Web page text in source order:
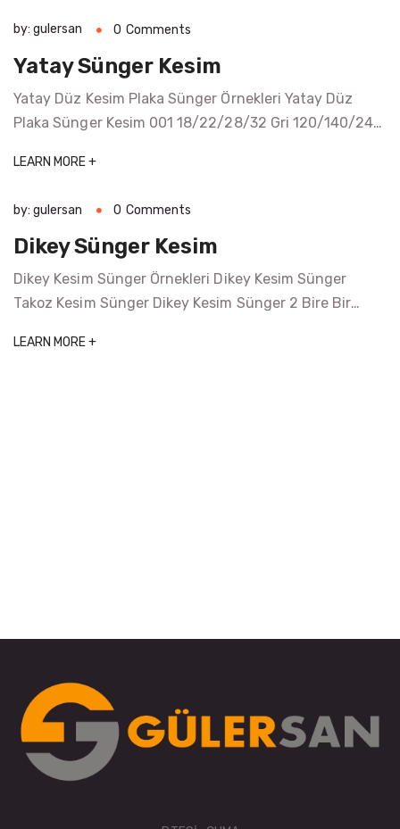
3×0,6 mm tırtıklı bıçak özelliği ile kesim
yapılabilmektedir.– Makine sünger bloğu otomatik
by: gulersan 0 Comments
Yatay Sünger Kesim
Yatay Düz Kesim Plaka Sünger Örnekleri Yatay Düz
Plaka Sünger Kesim 001 18/22/28/32 Gri 120/140/240
14/15/22/26 Antrasit Plaka Süngerler Yatay Düz Plaka
Süngerler Sable SC Yatay Kesme Makinesi Bu makina
daire şeklindeki tabla üzerine konulan birden fazla
LEARN MORE +
by: gulersan 0 Comments
Dikey Sünger Kesim
Dikey Kesim Sünger Örnekleri Dikey Kesim Sünger
Takoz Kesim Sünger Dikey Kesim Sünger 2 Bire Bir
Oturak Kesim Sünger Sable SD26 Dikey Sünger Kesme
LEARN MORE +